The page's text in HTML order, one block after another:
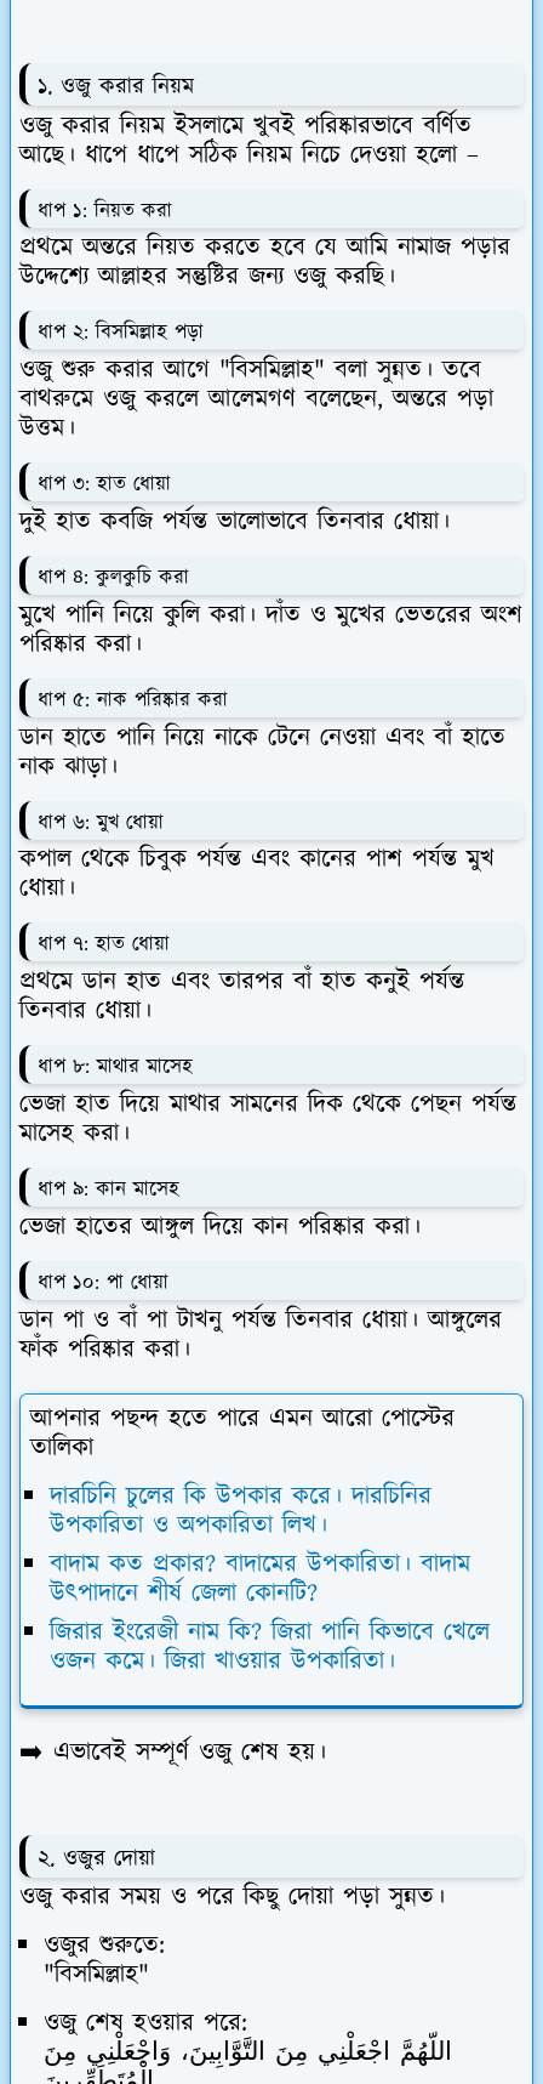
১. ওজু করার নিয়ম
ওজু করার নিয়ম ইসলামে খুবই পরিষ্কারভাবে বর্ণিত
আছে। ধাপে ধাপে সঠিক নিয়ম নিচে দেওয়া হলো –
ধাপ ১: নিয়ত করা
প্রথমে অন্তরে নিয়ত করতে হবে যে আমি নামাজ পড়ার
উদ্দেশ্যে আল্লাহর সন্তুষ্টির জন্য ওজু করছি।
ধাপ ২: বিসমিল্লাহ পড়া
ওজু শুরু করার আগে "বিসমিল্লাহ" বলা সুন্নত। তবে
বাথরুমে ওজু করলে আলেমগণ বলেছেন, অন্তরে পড়া
উত্তম।
ধাপ ৩: হাত ধোয়া
দুই হাত কবজি পর্যন্ত ভালোভাবে তিনবার ধোয়া।
ধাপ ৪: কুলকুচি করা
মুখে পানি নিয়ে কুলি করা। দাঁত ও মুখের ভেতরের অংশ
পরিষ্কার করা।
ধাপ ৫: নাক পরিষ্কার করা
ডান হাতে পানি নিয়ে নাকে টেনে নেওয়া এবং বাঁ হাতে
নাক ঝাড়া।
ধাপ ৬: মুখ ধোয়া
কপাল থেকে চিবুক পর্যন্ত এবং কানের পাশ পর্যন্ত মুখ
ধোয়া।
ধাপ ৭: হাত ধোয়া
প্রথমে ডান হাত এবং তারপর বাঁ হাত কনুই পর্যন্ত
তিনবার ধোয়া।
ধাপ ৮: মাথার মাসেহ
ভেজা হাত দিয়ে মাথার সামনের দিক থেকে পেছন পর্যন্ত
মাসেহ করা।
ধাপ ৯: কান মাসেহ
ভেজা হাতের আঙ্গুল দিয়ে কান পরিষ্কার করা।
ধাপ ১০: পা ধোয়া
ডান পা ও বাঁ পা টাখনু পর্যন্ত তিনবার ধোয়া। আঙ্গুলের
ফাঁক পরিষ্কার করা।
আপনার পছন্দ হতে পারে এমন আরো পোস্টের
তালিকা
দারচিনি চুলের কি উপকার করে। দারচিনির
উপকারিতা ও অপকারিতা লিখ।
বাদাম কত প্রকার? বাদামের উপকারিতা। বাদাম
উৎপাদানে শীর্ষ জেলা কোনটি?
জিরার ইংরেজী নাম কি? জিরা পানি কিভাবে খেলে
ওজন কমে। জিরা খাওয়ার উপকারিতা।
➡️ এভাবেই সম্পূর্ণ ওজু শেষ হয়।
২. ওজুর দোয়া
ওজু করার সময় ও পরে কিছু দোয়া পড়া সুন্নত।
ওজুর শুরুতে:
"বিসমিল্লাহ"
ওজু শেষ হওয়ার পরে:
اللّهُمَّ اجْعَلْنِي مِنَ التَّوَّابِينَ، وَاجْعَلْنِي مِنَ